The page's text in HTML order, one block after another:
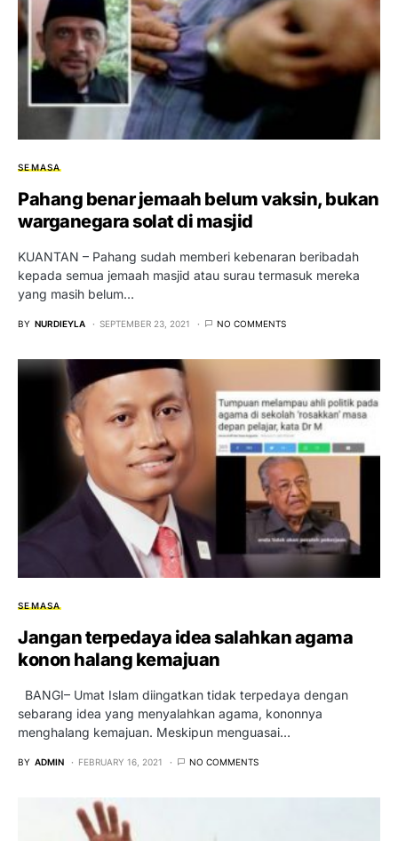
SEMASA
Pahang benar jemaah belum vaksin, bukan
warganegara solat di masjid
KUANTAN – Pahang sudah memberi kebenaran beribadah
kepada semua jemaah masjid atau surau termasuk mereka
yang masih belum…
BY NURDIEYLA SEPTEMBER 23, 2021 NO COMMENTS
SEMASA
Jangan terpedaya idea salahkan agama
konon halang kemajuan
BANGI– Umat Islam diingatkan tidak terpedaya dengan
sebarang idea yang menyalahkan agama, kononnya
menghalang kemajuan. Meskipun menguasai…
BY ADMIN FEBRUARY 16, 2021 NO COMMENTS